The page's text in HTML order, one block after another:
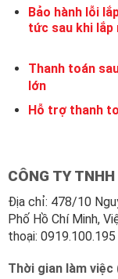
Bảo hành lỗi
tức sau khi lắp
Thanh toán
lớn
Hỗ trợ thanh
CÔNG TY
Địa chỉ: 478/10
Phố Hồ Chí Minh,
thoại:
Thời gian làm